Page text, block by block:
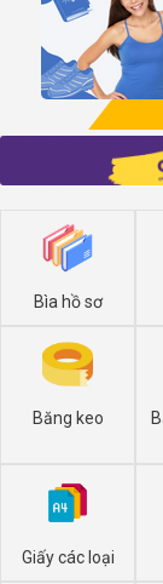
Bìa hồ sơ
Băng keo
Giấy các loại